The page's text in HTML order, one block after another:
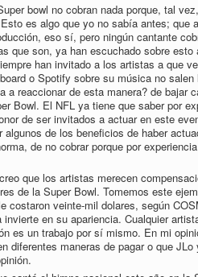
bowl no cobran nada porque, tal
es algo que yo no sabía antes; que
eso sí, pero ningún cantante
que son, ya han escuchado sobre
han invitado a los artistas a que
o Spotify sobre su música no salen
a reaccionar de esta manera? de bajar
Bowl. El NFL ya tiene que saber por
de ser invitados a actuar en este
de los beneficios de haber
de no cobrar porque por
que los artistas merecen
de la Super Bowl. Tomemos este
costaron veinte-mil dolares, según
en su apariencia. Cualquier
es un trabajo por sí mismo. En mi
diferentes maneras de pagar o que